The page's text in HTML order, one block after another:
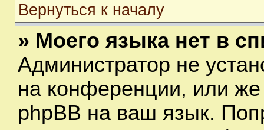
Вернуться к началу
» Моего языка нет в
Администратор не
на конференции, или же
phpBB на ваш язык.